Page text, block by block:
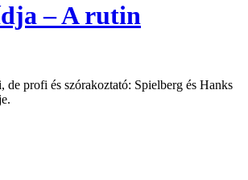
– A rutin
de profi és szórakoztató: Spielberg és Hanks